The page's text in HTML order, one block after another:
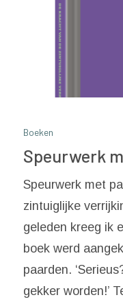
Boeken
Speurwerk
Speurwerk met
zintuiglijke
geleden kreeg ik
boek werd
paarden.
gekker worden!’